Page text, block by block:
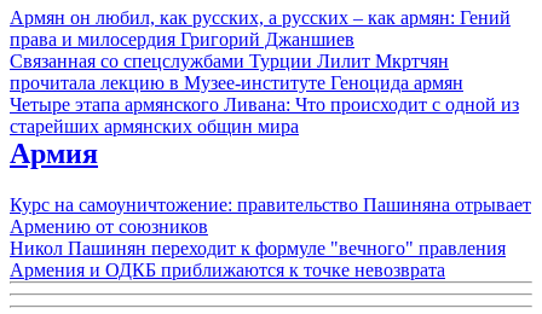
Армян он любил, как русских, а русских – как армян: Гений
права и милосердия Григорий Джаншиев
Связанная со спецслужбами Турции Лилит Мкртчян
прочитала лекцию в Музее-институте Геноцида армян
Четыре этапа армянского Ливана: Что происходит с одной из
старейших армянских общин мира
Армия
Курс на самоуничтожение: правительство Пашиняна отрывает
Армению от союзников
Никол Пашинян переходит к формуле "вечного" правления
Армения и ОДКБ приближаются к точке невозврата